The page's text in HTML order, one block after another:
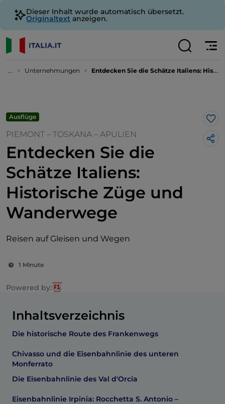
Dieser Inhalt wurde automatisch übersetzt.
Originaltext anzeigen.
... Unternehmungen Entdecken Sie die Schätze Italiens: Historische Züge und Wanderwege
Ausflüge
PIEMONT – TOSKANA – APULIEN
Entdecken Sie die
Schätze Italiens:
Historische Züge und
Wanderwege
Reisen auf Gleisen und Wegen
1 Minute
Powered by:
Inhaltsverzeichnis
Die historische Route des Frankenwegs
Chivasso und die Eisenbahnlinie des unteren
Monferrato
Die Eisenbahnlinie des Val d'Orcia
Eisenbahnlinie Irpinia: Rocchetta S. Antonio –